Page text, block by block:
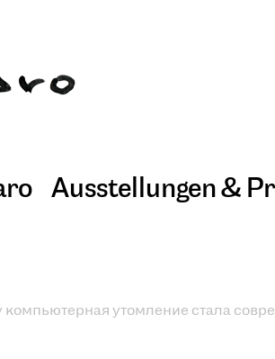
Ausstellungen &
компьютерная утомление стала